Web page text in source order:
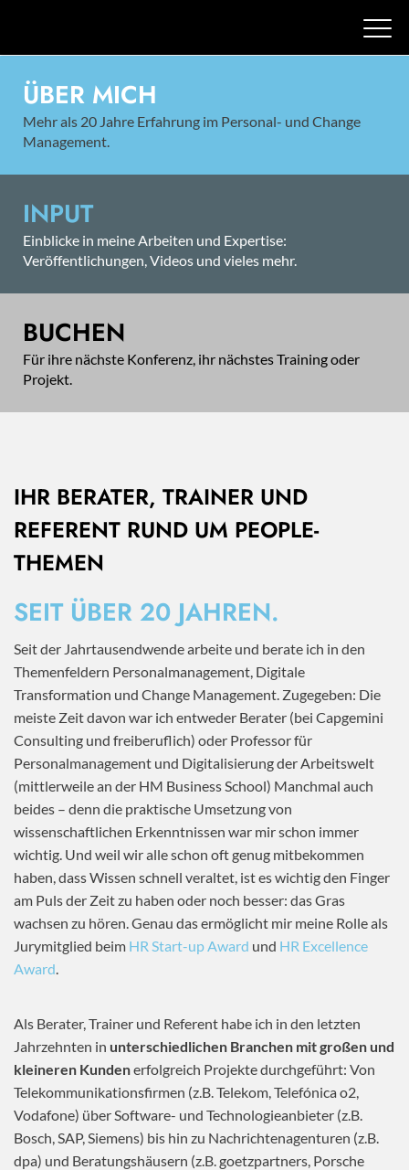
ÜBER MICH
Mehr als 20 Jahre Erfahrung im Personal- und Change
Management.
INPUT
Einblicke in meine Arbeiten und Expertise:
Veröffentlichungen, Videos und vieles mehr.
BUCHEN
Für ihre nächste Konferenz, ihr nächstes Training oder
Projekt.
IHR BERATER, TRAINER UND
REFERENT RUND UM PEOPLE-
THEMEN
SEIT ÜBER 20 JAHREN.
Seit der Jahrtausendwende arbeite und berate ich in den
Themenfeldern Personalmanagement, Digitale
Transformation und Change Management. Zugegeben: Die
meiste Zeit davon war ich entweder Berater (bei Capgemini
Consulting und freiberuflich) oder Professor für
Personalmanagement und Digitalisierung der Arbeitswelt
(mittlerweile an der HM Business School) Manchmal auch
beides – denn die praktische Umsetzung von
wissenschaftlichen Erkenntnissen war mir schon immer
wichtig. Und weil wir alle schon oft genug mitbekommen
haben, dass Wissen schnell veraltet, ist es wichtig den Finger
am Puls der Zeit zu haben oder noch besser: das Gras
wachsen zu hören. Genau das ermöglicht mir meine Rolle als
Jurymitglied beim HR Start-up Award und HR Excellence
Award.
Als Berater, Trainer und Referent habe ich in den letzten
Jahrzehnten in unterschiedlichen Branchen mit großen und
kleineren Kundenerfolgreich Projekte durchgeführt: Von
Telekommunikationsfirmen (z.B. Telekom, Telefónica o2,
Vodafone) über Software- und Technologieanbieter (z.B.
Bosch, SAP, Siemens) bis hin zu Nachrichtenagenturen (z.B.
dpa) und Beratungshäusern (z.B. goetzpartners, Porsche